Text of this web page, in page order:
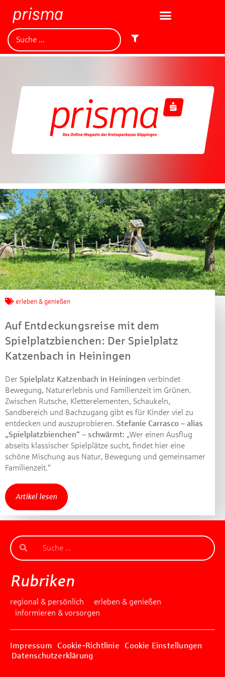
erleben & genießen
Auf Entdeckungsreise mit dem
Spielplatzbienchen: Der Spielplatz
Katzenbach in Heiningen
Der Spielplatz Katzenbach in Heiningen verbindet
Bewegung, Naturerlebnis und Familienzeit im Grünen.
Zwischen Rutsche, Kletterelementen, Schaukeln,
Sandbereich und Bachzugang gibt es für Kinder viel zu
entdecken und auszuprobieren. Stefanie Carrasco – alias
„Spielplatzbienchen“ – schwärmt: „Wer einen Ausflug
abseits klassischer Spielplätze sucht, findet hier eine
schöne Mischung aus Natur, Bewegung und gemeinsamer
Familienzeit.“
Artikel lesen
Rubriken
regional & persönlich
erleben & genießen
informieren & vorsorgen
Impressum Cookie-Richtlinie
Cookie Einstellungen
Datenschutzerklärung
Jetzt mitmachen und
gewinnen!
Machen Sie mit bei unserem Gewinnspiel! Bis 31.
Dezember 2021 verlosen wir 10 Gutscheine des
von je 30 Euro.
Beantworten Sie einfach folgende Frage:
Welches Jubiläum feiert die Kreissparkasse
Göppingen in diesem Jahr?
Gewinnspiel geschlossen